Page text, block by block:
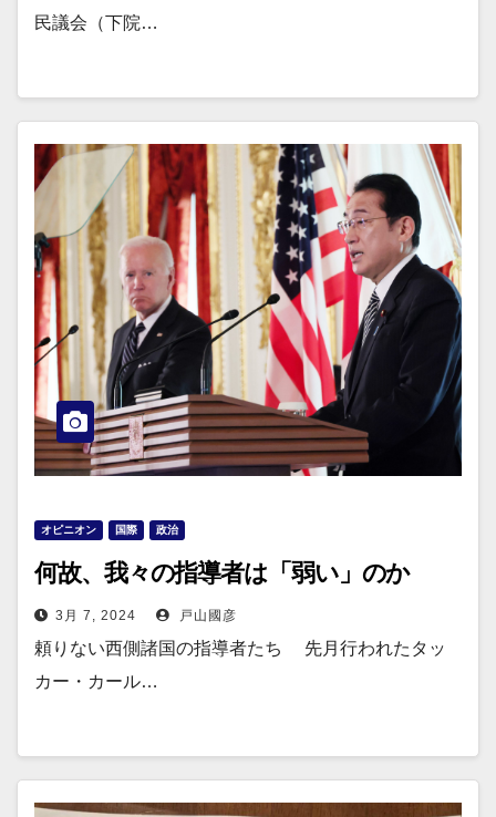
民議会（下院…
オピニオン 国際 政治
何故、我々の指導者は「弱い」のか
3月 7, 2024 戸山國彦
頼りない西側諸国の指導者たち 先月行われたタッ
カー・カール…